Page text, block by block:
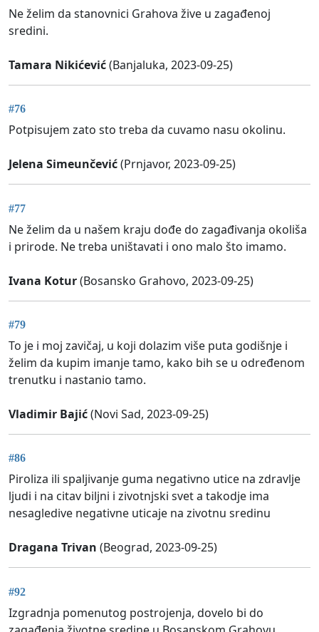
Ne želim da stanovnici Grahova žive u zagađenoj
sredini.
Tamara Nikićević(Banjaluka, 2023-09-25)
#76
Potpisujem zato sto treba da cuvamo nasu okolinu.
Jelena Simeunčević(Prnjavor, 2023-09-25)
#77
Ne želim da u našem kraju dođe do zagađivanja okoliša
i prirode. Ne treba uništavati i ono malo što imamo.
Ivana Kotur(Bosansko Grahovo, 2023-09-25)
#79
To je i moj zavičaj, u koji dolazim više puta godišnje i
želim da kupim imanje tamo, kako bih se u određenom
trenutku i nastanio tamo.
Vladimir Bajić(Novi Sad, 2023-09-25)
#86
Piroliza ili spaljivanje guma negativno utice na zdravlje
ljudi i na citav biljni i zivotnjski svet a takodje ima
nesagledive negativne uticaje na zivotnu sredinu
Dragana Trivan (Beograd, 2023-09-25)
#92
Izgradnja pomenutog postrojenja, dovelo bi do